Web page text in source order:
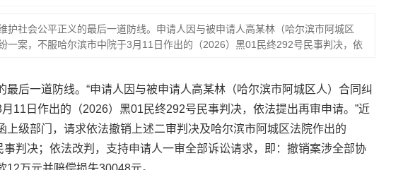
护社会公平正义的最后一道防线。申请人因与被申请人高某林（哈尔滨市阿城区
一案，不服哈尔滨市中院于3月11日作出的（2026）黑01民终292号民事判决，依
最后一道防线。“申请人因与被申请人高某林（哈尔滨市阿城区人）合同纠
11日作出的（2026）黑01民终292号民事判决，依法提出再审申请。”近
上级部门，请求依法撤销上述二审判决及哈尔滨市阿城区法院作出的
事判决；依法改判，支持申请人一审全部诉讼请求，即：撤销案涉全部协